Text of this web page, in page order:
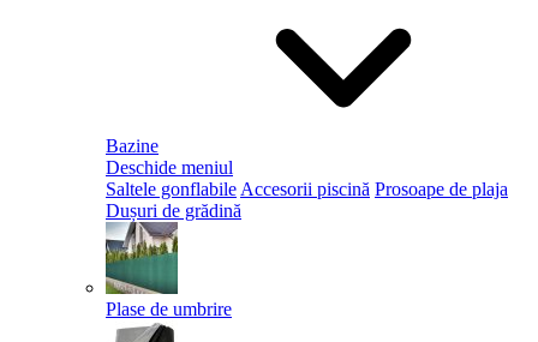
Bazine
Deschide meniul
Saltele gonflabile Accesorii piscină Prosoape de plaja
Dușuri de grădină
Plase de umbrire